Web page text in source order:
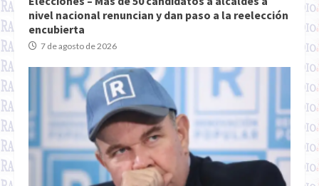
nivel nacional renuncian y dan paso a la reelección
encubierta
7 de agosto de 2026